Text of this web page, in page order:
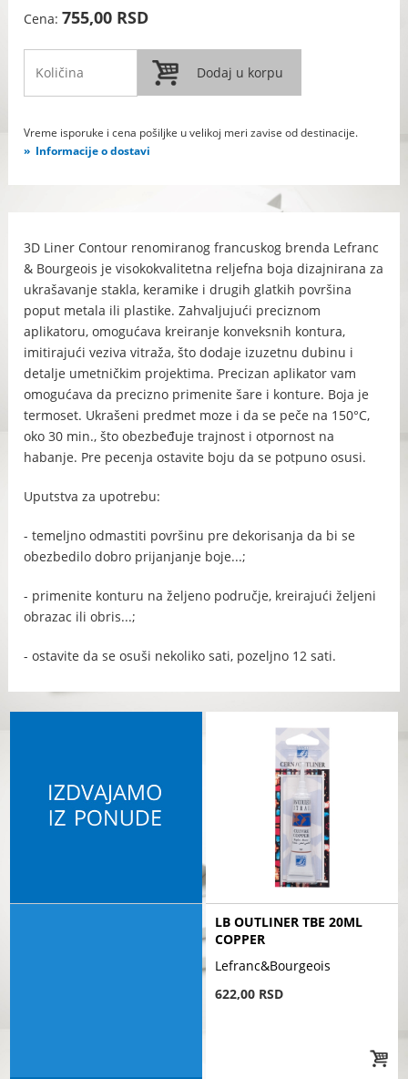
Cena:755,00 RSD
Vreme isporuke i cena pošiljke u velikoj meri zavise od destinacije.
Informacije o dostavi
3D Liner Contour renomiranog francuskog brenda Lefranc
& Bourgeois je visokokvalitetna reljefna boja dizajnirana za
ukrašavanje stakla, keramike i drugih glatkih površina
poput metala ili plastike. Zahvaljujući preciznom
aplikatoru, omogućava kreiranje konveksnih kontura,
imitirajući veziva vitraža, što dodaje izuzetnu dubinu i
detalje umetničkim projektima. Precizan aplikator vam
omogućava da precizno primenite šare i konture. Boja je
termoset. Ukrašeni predmet moze i da se peče na 150°C,
oko 30 min., što obezbeđuje trajnost i otpornost na
habanje. Pre pecenja ostavite boju da se potpuno osusi.
Uputstva za upotrebu:
- temeljno odmastiti površinu pre dekorisanja da bi se
obezbedilo dobro prijanjanje boje...;
- primenite konturu na željeno područje, kreirajući željeni
obrazac ili obris...;
- ostavite da se osuši nekoliko sati, pozeljno 12 sati.
LB OUTLINER TBE 20ML
COPPER
Lefranc&Bourgeois
622,00 RSD